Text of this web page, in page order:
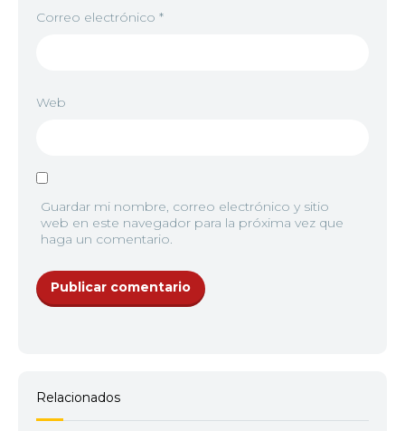
Correo electrónico *
Web
Guardar mi nombre, correo electrónico y sitio
web en este navegador para la próxima vez que
haga un comentario.
Relacionados